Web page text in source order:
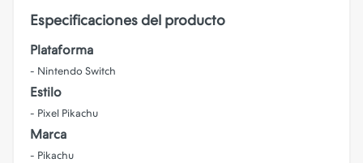
Especificaciones del producto
Plataforma
- Nintendo Switch
Estilo
- Pixel Pikachu
Marca
- Pikachu